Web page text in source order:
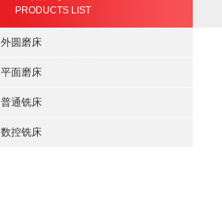
PRODUCTS LIST
外圆磨床
平面磨床
普通铣床
数控铣床